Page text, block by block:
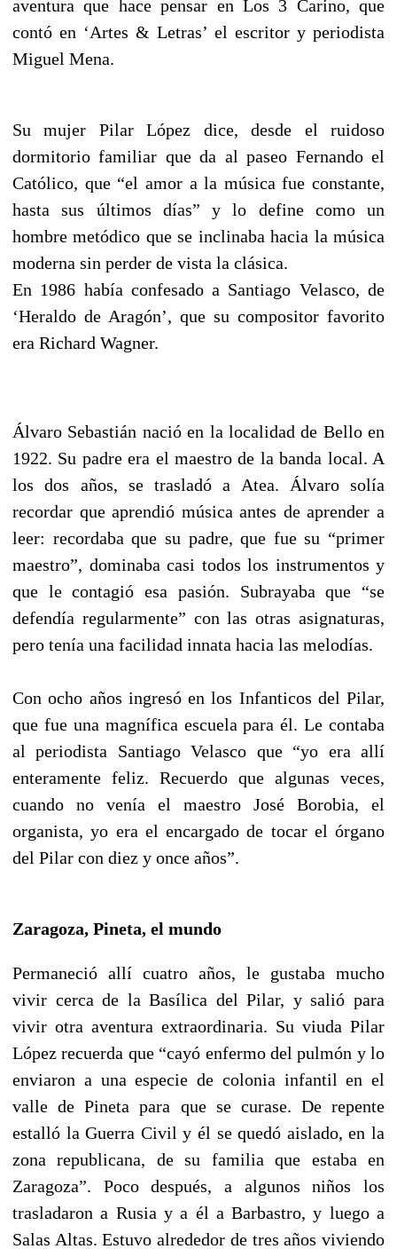
aventura que hace pensar en Los 3 Carino, que
contó en ‘Artes & Letras’ el escritor y periodista
Miguel Mena.
Su mujer Pilar López dice, desde el ruidoso
dormitorio familiar que da al paseo Fernando el
Católico, que “el amor a la música fue constante,
hasta sus últimos días” y lo define como un
hombre metódico que se inclinaba hacia la música
moderna sin perder de vista la clásica.
En 1986 había confesado a Santiago Velasco, de
‘Heraldo de Aragón’, que su compositor favorito
era Richard Wagner.
Álvaro Sebastián nació en la localidad de Bello en
1922. Su padre era el maestro de la banda local. A
los dos años, se trasladó a Atea. Álvaro solía
recordar que aprendió música antes de aprender a
leer: recordaba que su padre, que fue su “primer
maestro”, dominaba casi todos los instrumentos y
que le contagió esa pasión. Subrayaba que “se
defendía regularmente” con las otras asignaturas,
pero tenía una facilidad innata hacia las melodías.
Con ocho años ingresó en los Infanticos del Pilar,
que fue una magnífica escuela para él. Le contaba
al periodista Santiago Velasco que “yo era allí
enteramente feliz. Recuerdo que algunas veces,
cuando no venía el maestro José Borobia, el
organista, yo era el encargado de tocar el órgano
del Pilar con diez y once años”.
Zaragoza, Pineta, el mundo
Permaneció allí cuatro años, le gustaba mucho
vivir cerca de la Basílica del Pilar, y salió para
vivir otra aventura extraordinaria. Su viuda Pilar
López recuerda que “cayó enfermo del pulmón y lo
enviaron a una especie de colonia infantil en el
valle de Pineta para que se curase. De repente
estalló la Guerra Civil y él se quedó aislado, en la
zona republicana, de su familia que estaba en
Zaragoza”. Poco después, a algunos niños los
trasladaron a Rusia y a él a Barbastro, y luego a
Salas Altas. Estuvo alrededor de tres años viviendo